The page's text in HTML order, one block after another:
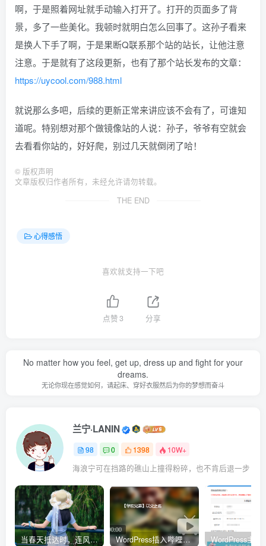
啊，于是照着网址就手动输入打开了。打开的页面多了背
景，多了一些美化。我顿时就明白怎么回事了。这孙子看来
是换人下手了啊，于是果断Q联系那个站的站长，让他注意
注意。于是就有了这段更新，也有了那个站长发布的文章：
https://uycool.com/988.html
就说那么多吧，后续的更新正常来讲应该不会有了，可谁知
道呢。特别想对那个做镜像站的人说：孙子，爷爷有空就会
去看看你站的，好好爬，别过几天就倒闭了哈！
© 版权声明
文章版权归作者所有，未经允许请勿转载。
THE END
心得感悟
喜欢就支持一下吧
点赞3 分享
No matter how you feel, get up, dress up and fight for your
dreams.
无论你现在感觉如何，请起床、穿好衣服然后为你的梦想而奋斗
兰宁·LANIN
98 0 1398 10W+
海浪宁可在挡路的礁山上撞得粉碎，也不肯后退一步
当春天抵达时，连风都带着清甜的味道 WordPress插入哔哩哔哩（B站）视频自适应PC电脑端的样式代码